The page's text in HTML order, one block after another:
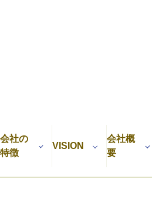
パートナーの方へ
会社の
特徴
VISION
会社概
要